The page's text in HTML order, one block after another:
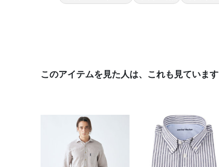
このアイテムを見た人は、これも見ています